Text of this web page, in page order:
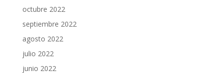
octubre 2022
septiembre 2022
agosto 2022
julio 2022
junio 2022